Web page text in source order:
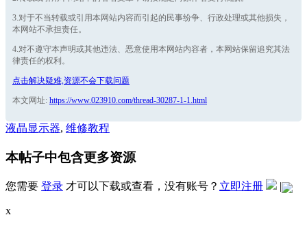
3.对于不当转载或引用本网站内容而引起的民事纷争、行政处理或其他损失，
本网站不承担责任。
4.对不遵守本声明或其他违法、恶意使用本网站内容者，本网站保留追究其法
律责任的权利。
点击解决疑难,资源不会下载问题
本文网址: https://www.023910.com/thread-30287-1-1.html
液晶显示器, 维修教程
本帖子中包含更多资源
您需要 登录 才可以下载或查看，没有账号？ 立即注册 |
x